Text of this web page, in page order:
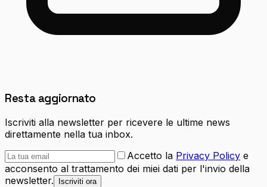
Resta aggiornato
Iscriviti alla newsletter per ricevere le ultime news
direttamente nella tua inbox.
Accetto la Privacy Policy e
acconsento al trattamento dei miei dati per l'invio della
newsletter.
Iscriviti ora